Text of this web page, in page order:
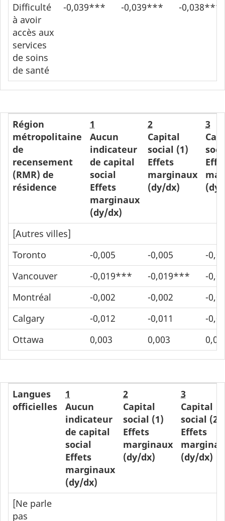
Difficulté
à avoir
accès aux
services
de soins
de santé
-0,039*** -0,039*** -0,038***
Région
métropolitaine
de
recensement
(RMR) de
résidence
1
Aucun
indicateur
de capital
social
Effets
marginaux
(dy/dx)
2
Capital
social (1)
Effets
marginaux
(dy/dx)
3
[Autres villes]
Toronto
-0,005 -0,005
-
Vancouver
-0,019*** -0,019***
-
Montréal
-0,002 -0,002
-
Calgary
-0,012 -0,011
-
Ottawa
0,003 0,003
Langues
officielles
1
Aucun
indicateur
de capital
social
Effets
marginaux
(dy/dx)
2
Capital
social (1)
Effets
marginaux
(dy/dx)
3
Capital
social (2)
Effets
(dy/dx)
[Ne parle
pas